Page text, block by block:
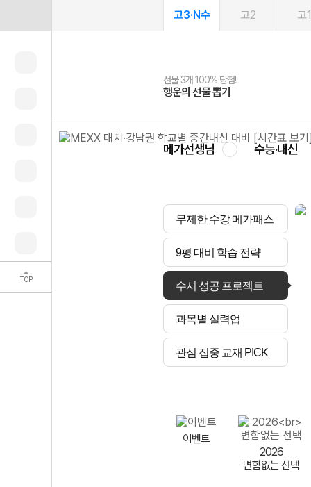
TOP
고3·N수 고2 고1
선물 3개 100% 당첨!
행운의 선물 뽑기
선물 100% 증정!
메가스터디 X 올리브
여름방학 스터디 캐시백
메가런 썸머스쿨
2027 러셀 단과
강사 공개선발
스마트러닝앱
설문 EVENT
메가패스
3일 무료 체험권
메가패스 수강생 무료혜택!
메가클럽 멤버십
사회공헌 캠페인
희망이룸 메가나눔
메가선생님 수능·내신
무제한 수강 메가패스
9평 대비 학습 전략
수시 성공 프로젝트
과목별 실력업
관심 집중 교재 PICK
이벤트
2026
변함없는 선택